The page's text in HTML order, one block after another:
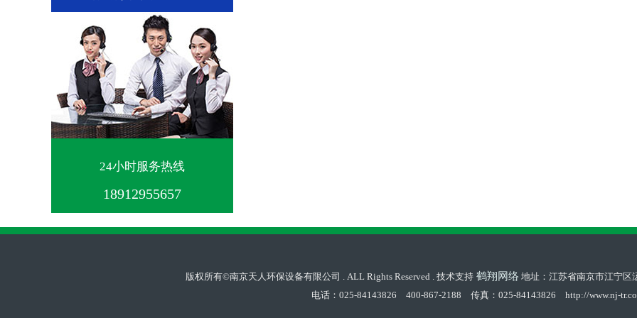
24小时服务热线
18912955657
版权所有©南京天人环保设备有限公司 . ALL Rights Reserved . 技术支持 鹤翔网络 地址：江苏省南京市江宁区
电话：025-84143826 400-867-2188 传真：025-84143826 http://www.nj-